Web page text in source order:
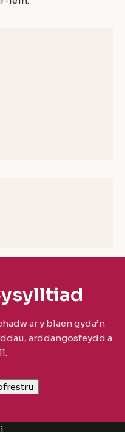
ar y blaen gyda’n
arddangosfeydd a